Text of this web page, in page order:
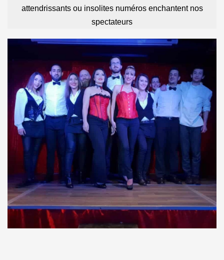
attendrissants ou insolites numéros enchantent nos
spectateurs